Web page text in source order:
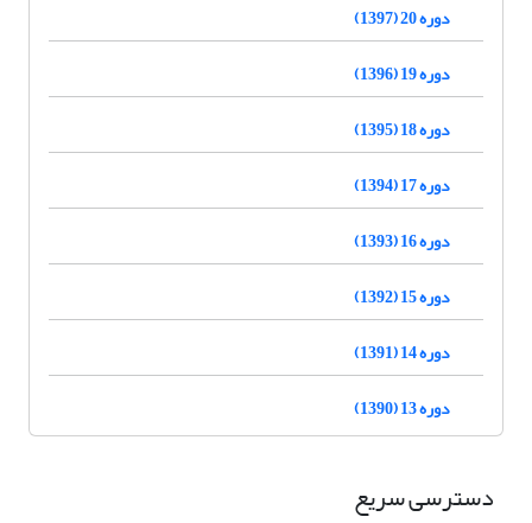
دوره 20 (1397)
دوره 19 (1396)
دوره 18 (1395)
دوره 17 (1394)
دوره 16 (1393)
دوره 15 (1392)
دوره 14 (1391)
دوره 13 (1390)
دسترسی سریع